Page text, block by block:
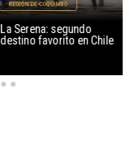
La Serena: segundo
destino favorito en Chile
REGIÓN DE COQUIMBO